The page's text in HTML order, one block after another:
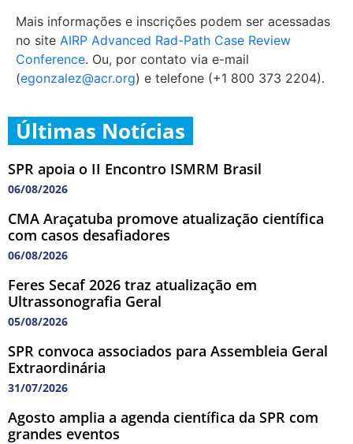
Mais informações e inscrições podem ser acessadas
no site AIRP Advanced Rad-Path Case Review
Conference. Ou, por contato via e-mail
(egonzalez@acr.org) e telefone (+1 800 373 2204).
Últimas Notícias
SPR apoia o II Encontro ISMRM Brasil
06/08/2026
CMA Araçatuba promove atualização científica
com casos desafiadores
06/08/2026
Feres Secaf 2026 traz atualização em
Ultrassonografia Geral
05/08/2026
SPR convoca associados para Assembleia Geral
Extraordinária
31/07/2026
Agosto amplia a agenda científica da SPR com
grandes eventos